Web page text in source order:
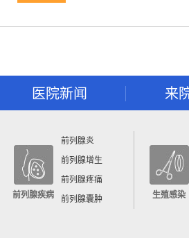
医院新闻 来
前列腺疾病
前列腺炎
前列腺增生
前列腺疼痛
前列腺囊肿
生殖感染